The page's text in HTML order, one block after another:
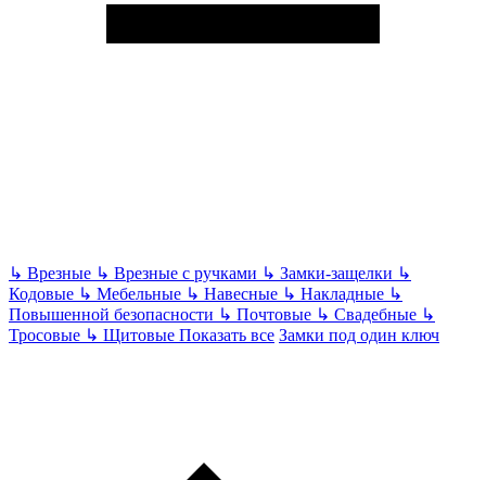
↳ Врезные ↳ Врезные с ручками ↳ Замки-защелки ↳
Кодовые ↳ Мебельные ↳ Навесные ↳ Накладные ↳
Повышенной безопасности ↳ Почтовые ↳ Свадебные ↳
Тросовые ↳ Щитовые Показать все Замки под один ключ